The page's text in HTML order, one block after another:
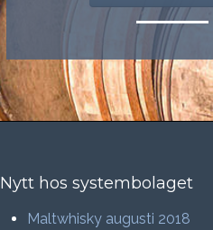
Nytt hos systembolaget
Maltwhisky augusti 2018